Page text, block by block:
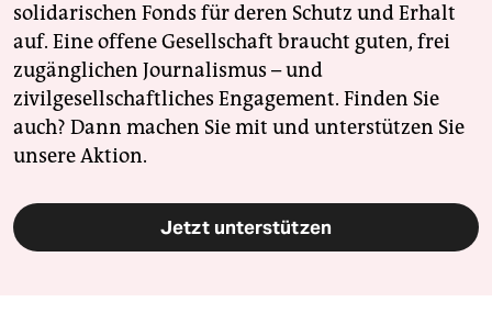
solidarischen Fonds für deren Schutz und Erhalt
auf. Eine offene Gesellschaft braucht guten, frei
zugänglichen Journalismus – und
zivilgesellschaftliches Engagement. Finden Sie
auch? Dann machen Sie mit und unterstützen Sie
unsere Aktion.
Jetzt unterstützen